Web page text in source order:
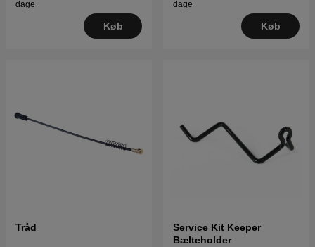
dage
Køb
dage
Køb
Tråd
Service Kit Keeper
Bælteholder